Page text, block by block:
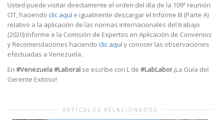
Usted puede visitar directamente el orden del día de la 109ª reunión
CIT, haciendo clic aquí e igualmente descargar el Informe III (Parte A)
relativo a la aplicación de las normas internacionales del trabajo
(2020) Informe e la Comisión de Expertos en Aplicación de Convenios
y Recomendaciones haciendo clic aquíy conocer las observaciones
efectuadas a Venezuela.
En #Venezuela#Laboral se escribe con L de #LabLabor¡La Guía del
Gerente Exitoso!
ARTÍCULOS RELACIONADOS